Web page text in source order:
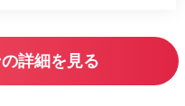
詳細を見る